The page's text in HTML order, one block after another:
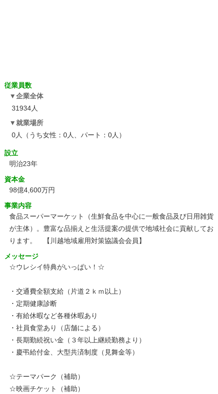
従業員数
企業全体
31934人
就業場所
0人（うち女性：0人、パート：0人）
設立
明治23年
資本金
98億4,600万円
事業内容
食品スーパーマーケット（生鮮食品を中心に一般食品及び日用雑貨
が主体）。豊富な品揃えと生活提案の提供で地域社会に貢献してお
ります。 【川越地域雇用対策協議会会員】
メッセージ
☆ウレシイ特典がいっぱい！☆
・交通費全額支給（片道２ｋｍ以上）
・定期健康診断
・有給休暇など各種休暇あり
・社員食堂あり（店舗による）
・長期勤続祝い金（３年以上継続勤務より）
・慶弔給付金、大型共済制度（見舞金等）
☆テーマパーク（補助）
☆映画チケット（補助）